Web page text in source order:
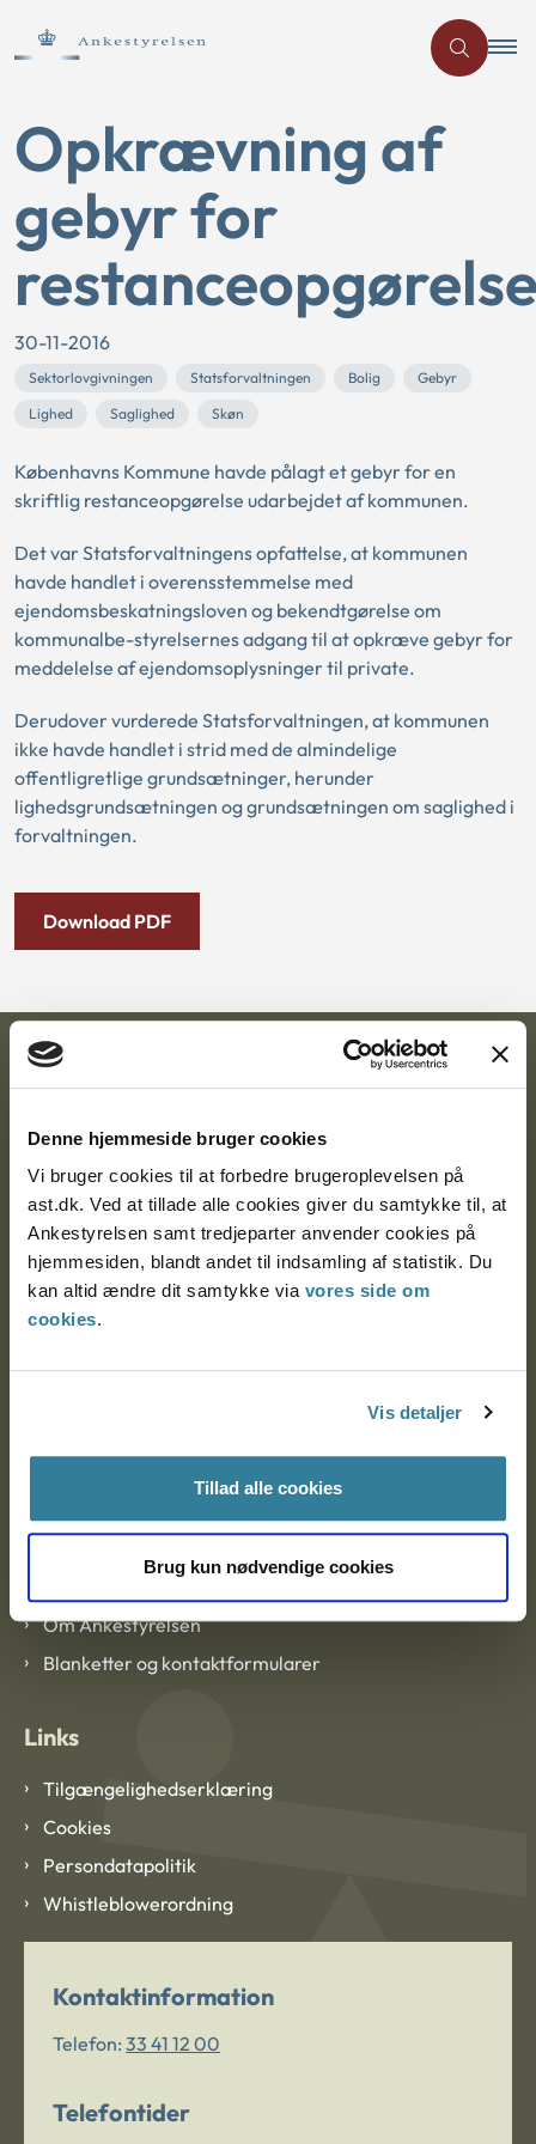
Denne hjemmeside bruger cookies
Vi bruger cookies til at forbedre brugeroplevelsen på
ast.dk. Ved at tillade alle cookies giver du samtykke til, at
Ankestyrelsen samt tredjeparter anvender cookies på
hjemmesiden, blandt andet til indsamling af statistik. Du
kan altid ændre dit samtykke via vores side om
cookies.
Vis detaljer
Tillad alle cookies
Brug kun nødvendige cookies
Opkrævning af
gebyr for
30-11-2016
Sektorlovgivningen Statsforvaltningen Bolig
Gebyr
Lighed
Saglighed Skøn
Københavns Kommune havde pålagt et gebyr for en
skriftlig restanceopgørelse udarbejdet af kommunen.
Det var Statsforvaltningens opfattelse, at kommunen
havde handlet i overensstemmelse med
ejendomsbeskatningsloven og bekendtgørelse om
kommunalbe-styrelsernes adgang til at opkræve gebyr for
meddelelse af ejendomsoplysninger til private.
Derudover vurderede Statsforvaltningen, at kommunen
ikke havde handlet i strid med de almindelige
offentligretlige grundsætninger, herunder
lighedsgrundsætningen og grundsætningen om saglighed i
forvaltningen.
Download PDF
Ankestyrelsen
Nytorv 7, 2. sal
9000 Aalborg
Ankestyrelsen Aalborg
EAN: 57 98 000 35 48 21
Om Ankestyrelsen
Om Ankestyrelsen
Blanketter og kontaktformularer
Links
Tilgængelighedserklæring
Cookies
Persondatapolitik
Whistleblowerordning
Kontaktinformation
Telefon: 33 41 12 00
Telefontider